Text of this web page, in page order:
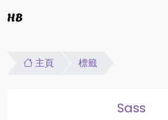
HB
主頁 標籤
Sass